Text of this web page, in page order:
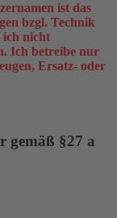
ist das
bzgl. Technik
ich nicht
Ich betreibe nur
Ersatz- oder
gemäß §27 a